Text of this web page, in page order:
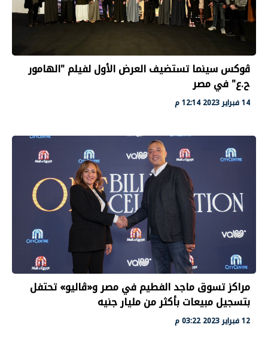
ڤوكس سينما تستضيف العرض الأول لفيلم "الهامور
ح.ع" في مصر
14 فبراير 2023 12:14 م
مراكز تسوق ماجد الفطيم في مصر و«ڤاليو» تحتفل
بتسجيل مبيعات بأكثر من مليار جنيه
12 فبراير 2023 03:22 م